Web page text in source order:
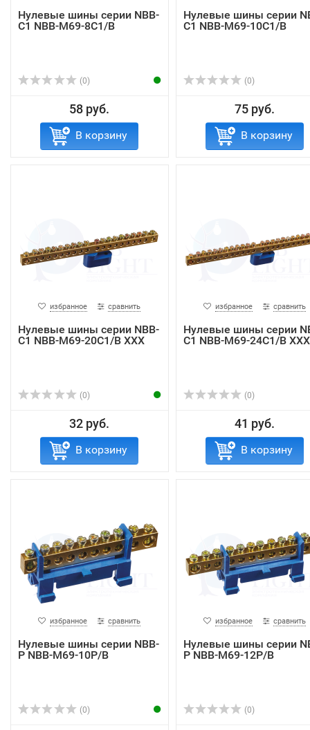
Нулевые шины серии NBB-
C1 NBB-M69-8C1/B
(0)
58 руб.
В корзину
Нулевые шины серии
C1 NBB-M69-10C1/B
(0)
75 руб.
В корзину
избранное сравнить
Нулевые шины серии NBB-
C1 NBB-M69-20C1/B XXX
(0)
32 руб.
В корзину
избранное сравнить
Нулевые шины серии
C1 NBB-M69-24C1/B XXX
(0)
41 руб.
В корзину
избранное сравнить
Нулевые шины серии NBB-
P NBB-M69-10P/B
(0)
избранное сравнить
Нулевые шины серии
P NBB-M69-12P/B
(0)